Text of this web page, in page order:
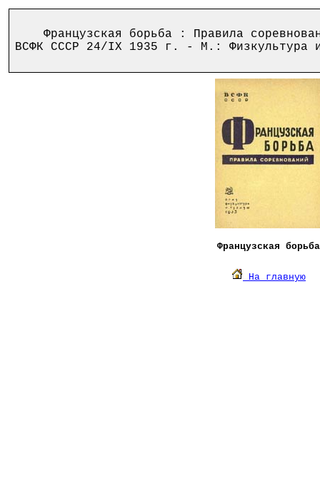
Французская борьба : Правила
ВСФК СССР 24/IX 1935 г. - М.:
Французская борьба
На главную